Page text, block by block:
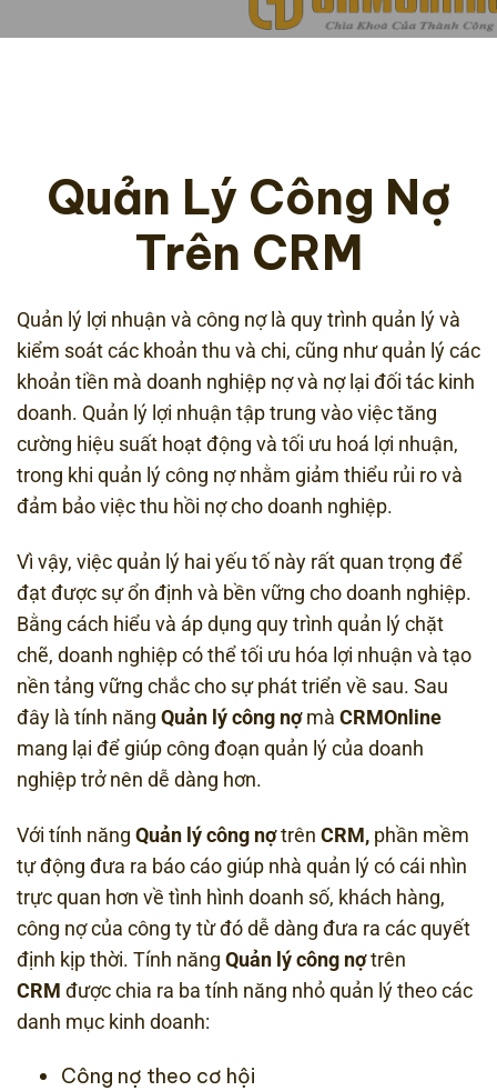
Quản Lý Công Nợ
Trên CRM
Quản lý lợi nhuận và công nợ là quy trình quản lý và
kiểm soát các khoản thu và chi, cũng như quản lý các
khoản tiền mà doanh nghiệp nợ và nợ lại đối tác kinh
doanh. Quản lý lợi nhuận tập trung vào việc tăng
cường hiệu suất hoạt động và tối ưu hoá lợi nhuận,
trong khi quản lý công nợ nhằm giảm thiểu rủi ro và
đảm bảo việc thu hồi nợ cho doanh nghiệp.
Vì vậy, việc quản lý hai yếu tố này rất quan trọng để
đạt được sự ổn định và bền vững cho doanh nghiệp.
Bằng cách hiểu và áp dụng quy trình quản lý chặt
chẽ, doanh nghiệp có thể tối ưu hóa lợi nhuận và tạo
nền tảng vững chắc cho sự phát triển về sau. Sau
đây là tính năng Quản lý công nợmà CRMOnline
mang lại để giúp công đoạn quản lý của doanh
nghiệp trở nên dễ dàng hơn.
Với tính năng Quản lý công nợtrên CRM, phần mềm
tự động đưa ra báo cáo giúp nhà quản lý có cái nhìn
trực quan hơn về tình hình doanh số, khách hàng,
công nợ của công ty từ đó dễ dàng đưa ra các quyết
định kịp thời. Tính năng Quản lý công nợtrên
CRM được chia ra ba tính năng nhỏ quản lý theo các
danh mục kinh doanh:
Công nợ theo cơ hội